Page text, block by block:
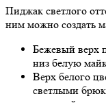
Пиджак светлого
ним можно создать
Бежевый верх
низ белую
Верх белого
светлыми